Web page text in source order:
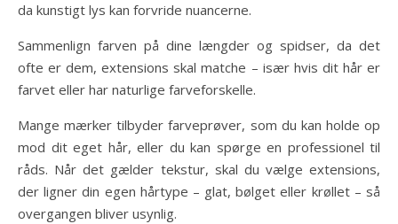
da kunstigt lys kan forvride nuancerne.
Sammenlign farven på dine længder og spidser, da det
ofte er dem, extensions skal matche – især hvis dit hår er
farvet eller har naturlige farveforskelle.
Mange mærker tilbyder farveprøver, som du kan holde op
mod dit eget hår, eller du kan spørge en professionel til
råds. Når det gælder tekstur, skal du vælge extensions,
der ligner din egen hårtype – glat, bølget eller krøllet – så
overgangen bliver usynlig.